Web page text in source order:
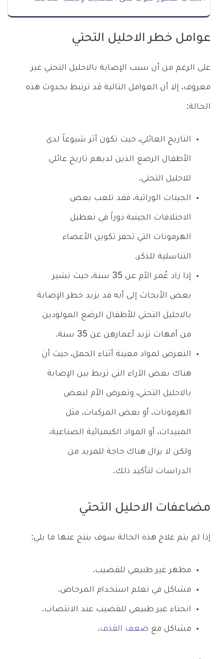
عوامل خطر الاحليل التحتي
على الرغم من أن سبب الإصابة بالاحليل التحتي غير
معروف، إلا أن العوامل التالية قد ترتبط بحدوث هذه
الحالة:
التاريخ العائلي، حيث تكون أثر شيوعاً لدى
الأطفال الرضع الذين لديهم تاريخ عائلي
للاحليل التحتي.
الجينات الوراثية، فقد تلعب بعض
الاختلافات الجينية دوراً في تعطيل
الهرمونات التي تحفز تكوين الأعضاء
التناسلية للذكر.
إذا زاد عُمر الأم عن 35 سنة، حيث تشير
بعض الأبحاث إلى أنه قد يزيد خطر الإصابة
بالاحليل التحتي للأطفال الرضع المولودين
من أمهات تزيد أعمارهن عن 35 سنة.
التعرض لمواد معينة أثناء الحمل، حيث أن
هناك بعض الآراء التي تربط بين الإصابة
بالاحليل التحتي، وتعرض الأم لبعض
الهرمونات، أو بعض المركبات، مثل
المبيدات، أو المواد الكيميائية الصناعية،
ولكن لا يزال هناك حاجة للمزيد من
الدراسات لتأكيد ذلك.
مضاعفات الاحليل التحتي
إذا لم يتم علاج هذه الحالة سوف ينتج عنها ما يلي:
مظهر غير طبيعي للقضيب.
مشاكل في تعلم استخدام المرحاض.
انحناء غير طبيعي للقضيب عند الانتصاب.
مشاكل مع ضعف القذف.